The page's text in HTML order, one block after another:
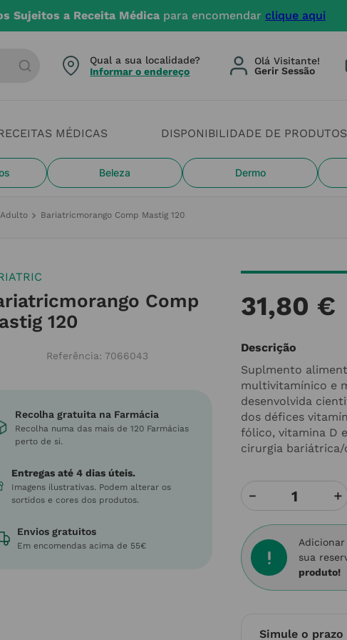
Sujeitos a Receita Médica para encomendar clique aqui
MÉDICAS DISPONIBILIDADE DE PRODUTOS
Beleza Dermo
Qual a sua localidade?
Informar o endereço
Olá Visitante!
Adulto Bariatricmorango Comp Mastig 120
Comp
120
Referência: 7066043
Recolha gratuita na Farmácia
Recolha numa das mais de 120 Farmácias
perto de si.
Entregas até 4 dias úteis.
Imagens ilustrativas. Podem alterar os
sortidos e cores dos produtos.
Envios gratuitos
Em encomendas acima de 55€
31,80 €
Descrição
Suplmento
multivitamínico e
desenvolvida
dos défices
fólico, vitamina D
cirurgia bariátrica/
＋
－
sua
produto!
Simule o